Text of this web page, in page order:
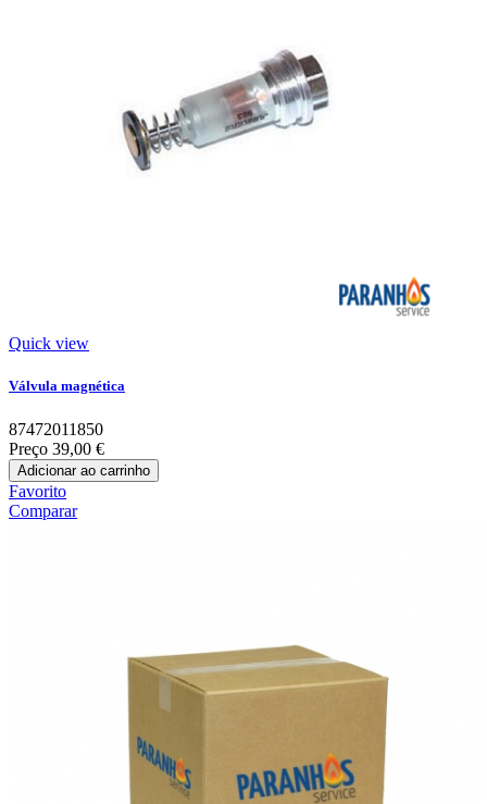
Quick view
Válvula magnética
87472011850
Preço 39,00 €
Adicionar ao carrinho
Favorito
Comparar